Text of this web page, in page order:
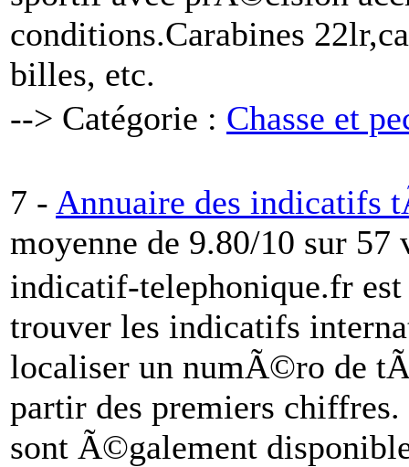
conditions.Carabines
billes, etc.
--> Catégorie : Chasse et
7 - Annuaire des indicatifs
moyenne de 9.80/10 sur 57
indicatif-telephonique.fr
trouver les indicatifs
localiser un numÃ©ro de
partir des premiers
sont Ã©galement